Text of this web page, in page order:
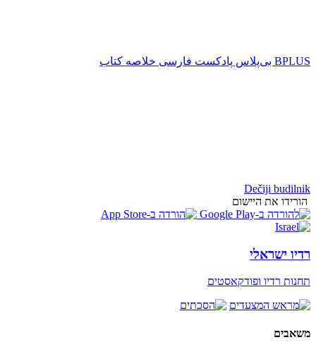
‌BPLUS بی‌پلاس پادکست فارسی خلاصه کتاب
Dečiji budilnik
הורידו את היישום
רדיו ישראלי
תחנות רדיו ופודקאסטים
משאבים